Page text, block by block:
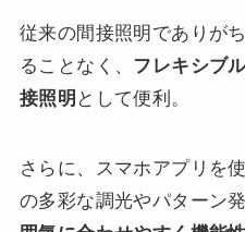
従来の間接照明でありが
ることなく、 フレキシブ
接照明 として便利。
さらに、スマホアプリを
の多彩な調光やパターン発